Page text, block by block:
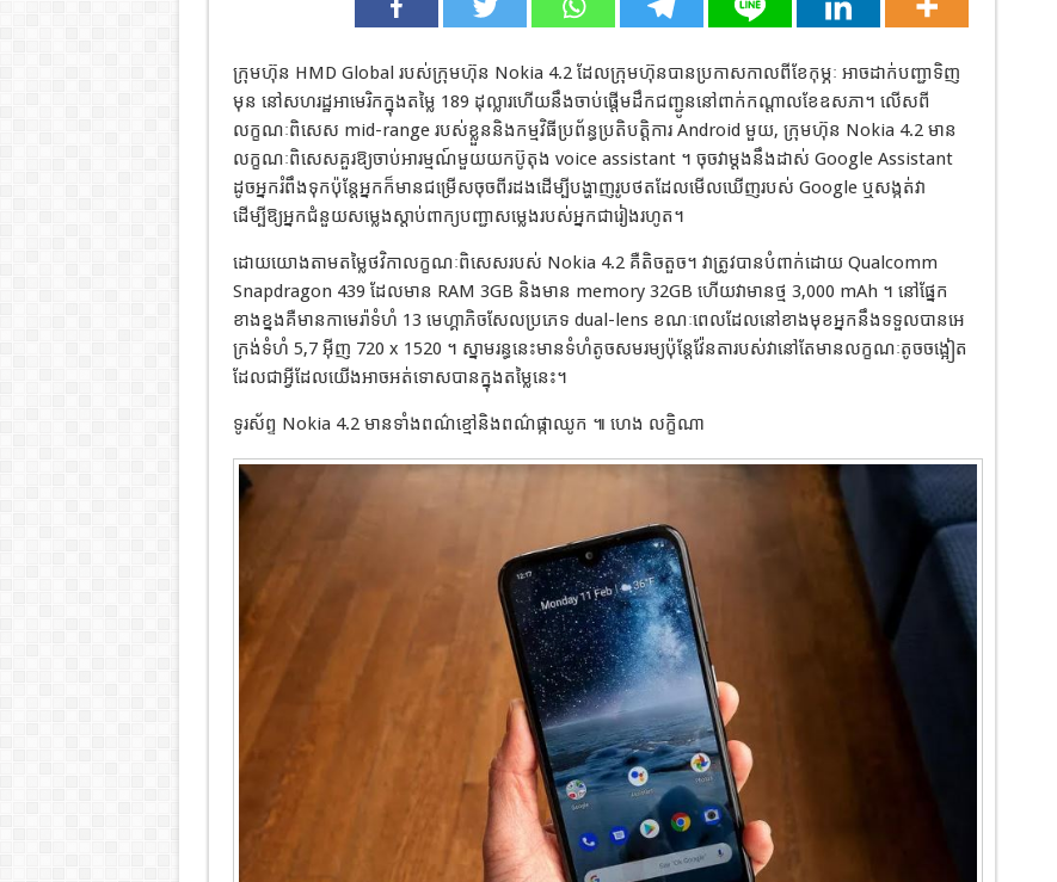
ក្រុមហ៊ុន HMD Global របស់ក្រុមហ៊ុន Nokia 4.2 ដែលក្រុមហ៊ុនបានប្រកាសកាលពីខែកុម្ភៈ អាចដាក់បញ្ជាទិញ
មុន នៅសហរដ្ឋអាមេរិកក្នុងតម្លៃ 189 ដុល្លារហើយនឹងចាប់ផ្តើមដឹកជញ្ជូននៅពាក់កណ្តាលខែឧសភា។ លើសពី
លក្ខណៈពិសេស mid-range របស់ខ្លួននិងកម្មវិធីប្រព័ន្ធប្រតិបត្តិការ Android មួយ, ក្រុមហ៊ុន Nokia 4.2 មាន
លក្ខណៈពិសេសគួរឱ្យចាប់អារម្មណ៍មួយយកប៊ូតុង voice assistant ។ ចុចវាម្តងនឹងដាស់ Google Assistant
ដូចអ្នករំពឹងទុកប៉ុន្តែអ្នកក៏មានជម្រើសចុចពីរដងដើម្បីបង្ហាញរូបថតដែលមើលឃើញរបស់ Google ឬសង្កត់វា
ដើម្បីឱ្យអ្នកជំនួយសម្លេងស្តាប់ពាក្យបញ្ជាសម្លេងរបស់អ្នកជារៀងរហូត។
ដោយយោងតាមតម្លៃថវិកាលក្ខណៈពិសេសរបស់ Nokia 4.2 គឺតិចតួច។ វាត្រូវបានបំពាក់ដោយ Qualcomm
Snapdragon 439 ដែលមាន RAM 3GB និងមាន memory 32GB ហើយវាមានថ្ម 3,000 mAh ។ នៅផ្នែក
ខាងខ្នងគឺមានកាមេរ៉ាទំហំ 13 មេហ្គាភិចសែលប្រភេទ dual-lens ខណៈពេលដែលនៅខាងមុខអ្នកនឹងទទួលបានអេ
ក្រង់ទំហំ 5,7 អ៊ីញ 720 x 1520 ។ ស្នាមរន្ធនេះមានទំហំតូចសមរម្យប៉ុន្តែវ៉ែនតារបស់វានៅតែមានលក្ខណៈតូចចង្អៀត
ដែលជាអ្វីដែលយើងអាចអត់ទោសបានក្នុងតម្លៃនេះ។
ទូរស័ព្ទ Nokia 4.2 មានទាំងពណ៌ខ្មៅនិងពណ៌ផ្កាឈូក ៕ ហេង លក្ខិណា